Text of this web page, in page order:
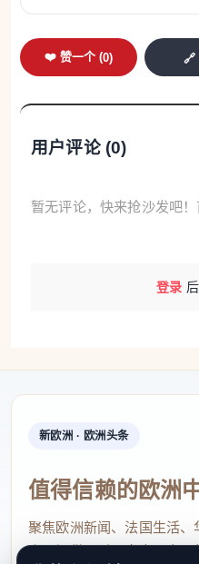
❤️ 赞一个 (0) 🔗
用户评论 (0)
暂无评论，快来抢沙发吧！
登录
新欧洲 · 欧洲头条
值得信赖的欧洲
聚焦欧洲新闻、法国生活
点，提供及时、真实、实